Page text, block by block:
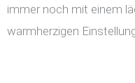
immer noch mit einem
warmherzigen